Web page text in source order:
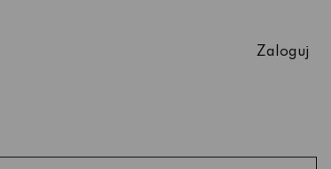
Zaloguj